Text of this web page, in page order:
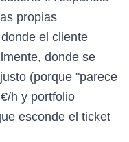
propias
el cliente
donde se
(porque "parece
h y portfolio
esconde el ticket